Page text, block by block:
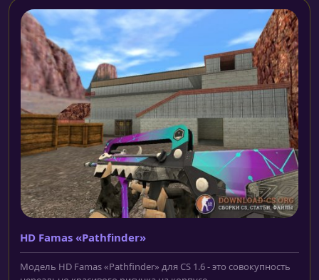
HD Famas «Pathfinder»
Модель HD Famas «Pathfinder» для CS 1.6 - это совокупность